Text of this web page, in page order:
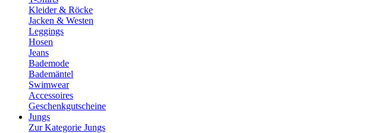
Kleider & Röcke
Jacken & Westen
Leggings
Hosen
Jeans
Bademode
Bademäntel
Swimwear
Accessoires
Geschenkgutscheine
Jungs
Zur Kategorie Jungs